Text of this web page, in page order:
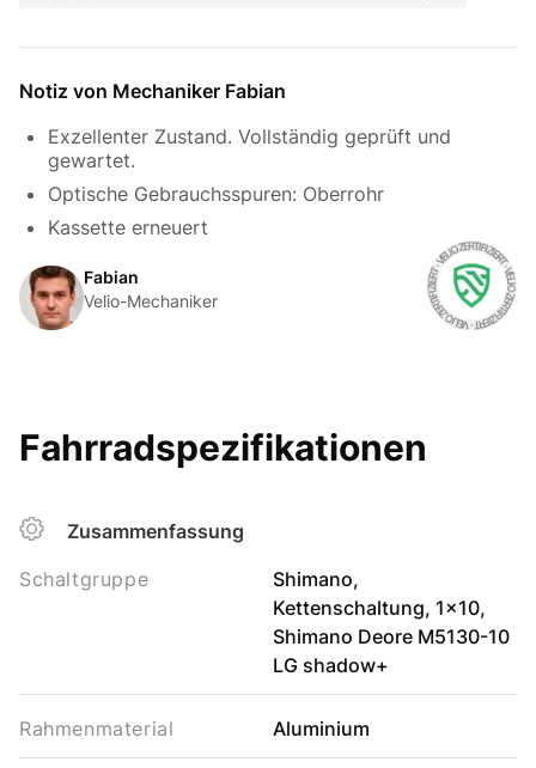
Notiz von Mechaniker Fabian
Exzellenter Zustand. Vollständig geprüft und
gewartet.
Optische Gebrauchsspuren: Oberrohr
Kassette erneuert
Fabian
Velio-Mechaniker
Fahrradspezifikationen
Zusammenfassung
Schaltgruppe
Shimano,
Kettenschaltung, 1x10,
Shimano Deore M5130-10
LG shadow+
Rahmenmaterial Aluminium